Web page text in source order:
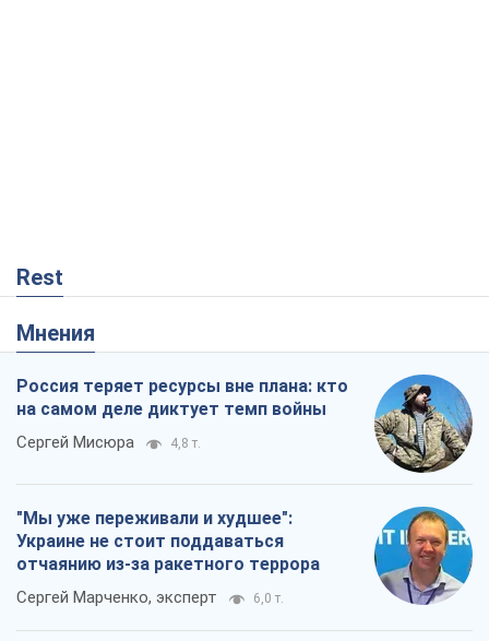
Rest
Мнения
Россия теряет ресурсы вне плана: кто
на самом деле диктует темп войны
Сергей Мисюра 4,8 т.
"Мы уже переживали и худшее":
Украине не стоит поддаваться
отчаянию из-за ракетного террора
Сергей Марченко, эксперт 6,0 т.